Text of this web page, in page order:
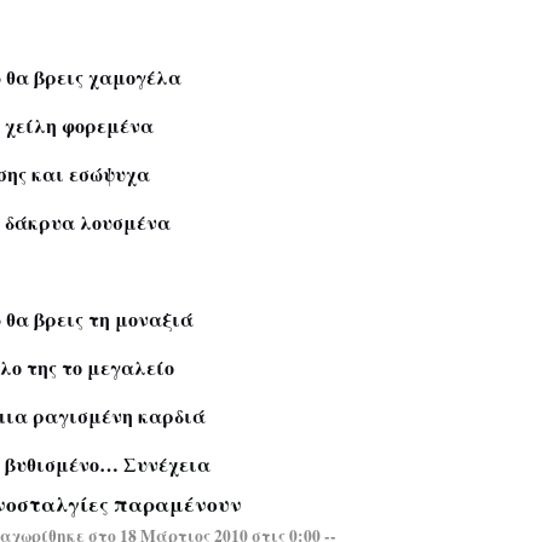
βρεις χαμογέλα
φορεμένα
και εσώψυχα
λουσμένα
βρεις τη μοναξιά
της το μεγαλείο
ραγισμένη καρδιά
Συνέχεια
παραμένουν
στο 18 Μάρτιος 2010 στις 0:00 --